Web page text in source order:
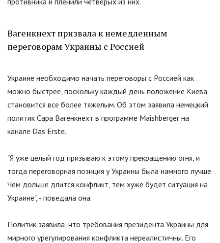
Вагенкнехт призвала к немедленным
переговорам Украины с Россией
Украине необходимо начать переговоры с Россией как
можно быстрее, поскольку каждый день положение Киева
становится все более тяжелым. Об этом заявила немецкий
политик Сара Вагенкнехт в программе Maishberger на
канале Das Erste.
"Я уже целый год призываю к этому прекращению огня, и
тогда переговорная позиция у Украины была намного лучше.
Чем дольше длится конфликт, тем хуже будет ситуация на
Украине", - поведала она.
Политик заявила, что требования президента Украины для
мирного урегулирования конфликта нереалистичны. Его